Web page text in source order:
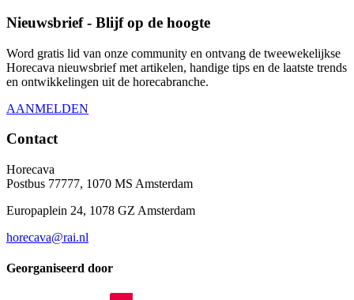
Nieuwsbrief - Blijf op de hoogte
Word gratis lid van onze community en ontvang de tweewekelijkse
Horecava nieuwsbrief met artikelen, handige tips en de laatste trends
en ontwikkelingen uit de horecabranche.
AANMELDEN
Contact
Horecava
Postbus 77777, 1070 MS Amsterdam
Europaplein 24, 1078 GZ Amsterdam
horecava@rai.nl
Georganiseerd door